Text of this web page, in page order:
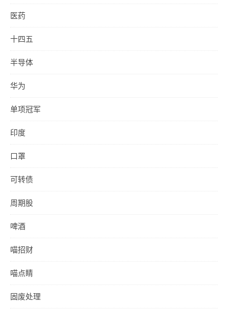
医药
十四五
半导体
华为
单项冠军
印度
口罩
可转债
周期股
啤酒
喵招财
喵点睛
固废处理